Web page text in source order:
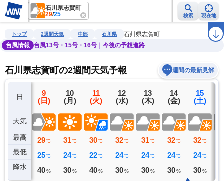
石川県志賀町
29/25 検索 現在地
雨雲レーダー 台風情報 地震情報 警報・注意報 ラ
トップ 2週間天気 中部 石川県
石川県志賀町
台風情報
台風13号・15号・16号｜今後の予想進路
石川県志賀町の2週間天気予報 週間の最新見解
日
天気
最高
最低
降水
8
(土)
33 ℃
26 ℃
49ミリ
9
(日)
29 ℃
25 ℃
40 %
10
(月)
31 ℃
24 ℃
30 %
11
(火)
30 ℃
22 ℃
40 %
12
(水)
32 ℃
24 ℃
30 %
13
(木)
31 ℃
24 ℃
30 %
14
(金)
32 ℃
24 ℃
30 %
15
(土)
32 ℃
24 ℃
30 %